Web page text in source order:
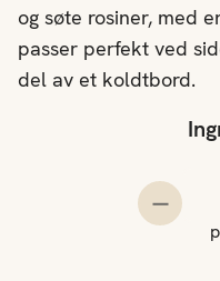
Trekk
og søte rosiner, med
passer perfekt ved
del av et koldtbord.